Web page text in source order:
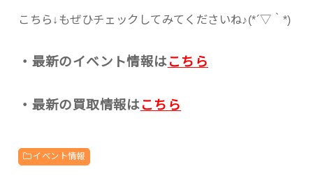
こちら↓もぜひチェックしてみてくださいね♪(*´▽｀*)
・最新のイベント情報はこちら
・最新の買取情報はこちら
イベント情報